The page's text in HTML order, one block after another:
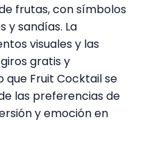
frutas, con símbolos
y sandías. La
visuales y las
gratis y
Fruit Cocktail se
las preferencias de
y emoción en